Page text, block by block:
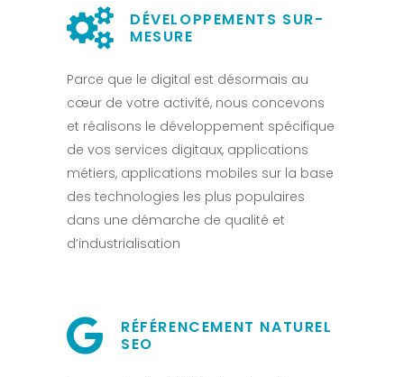
DÉVELOPPEMENTS SUR-
MESURE
Parce que le digital est désormais au
cœur de votre activité, nous concevons
et réalisons le développement spécifique
de vos services digitaux, applications
métiers, applications mobiles sur la base
des technologies les plus populaires
dans une démarche de qualité et
d’industrialisation
RÉFÉRENCEMENT NATUREL
SEO